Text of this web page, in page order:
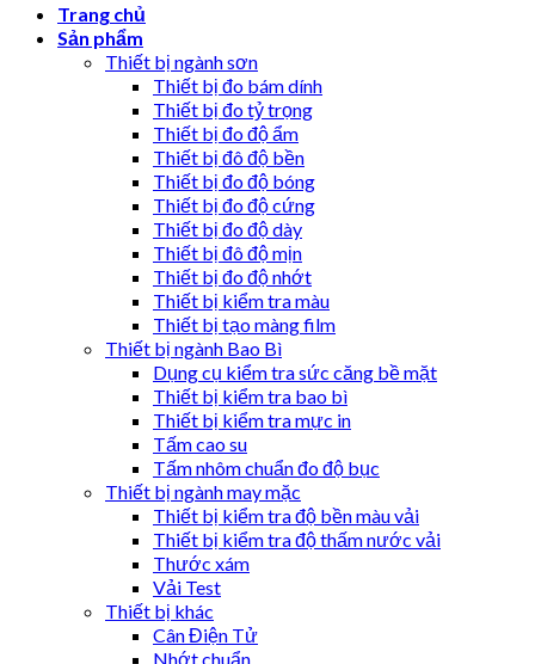
Trang chủ
Sản phẩm
Thiết bị ngành sơn
Thiết bị đo bám dính
Thiết bị đo tỷ trọng
Thiết bị đo độ ẩm
Thiết bị đô độ bền
Thiết bị đo độ bóng
Thiết bị đo độ cứng
Thiết bị đo độ dày
Thiết bị đô độ mịn
Thiết bị đo độ nhớt
Thiết bị kiểm tra màu
Thiết bị tạo màng film
Thiết bị ngành Bao Bì
Dụng cụ kiểm tra sức căng bề mặt
Thiết bị kiểm tra bao bì
Thiết bị kiểm tra mực in
Tấm cao su
Tấm nhôm chuẩn đo độ bục
Thiết bị ngành may mặc
Thiết bị kiểm tra độ bền màu vải
Thiết bị kiểm tra độ thấm nước vải
Thước xám
Vải Test
Thiết bị khác
Cân Điện Tử
Nhớt chuẩn